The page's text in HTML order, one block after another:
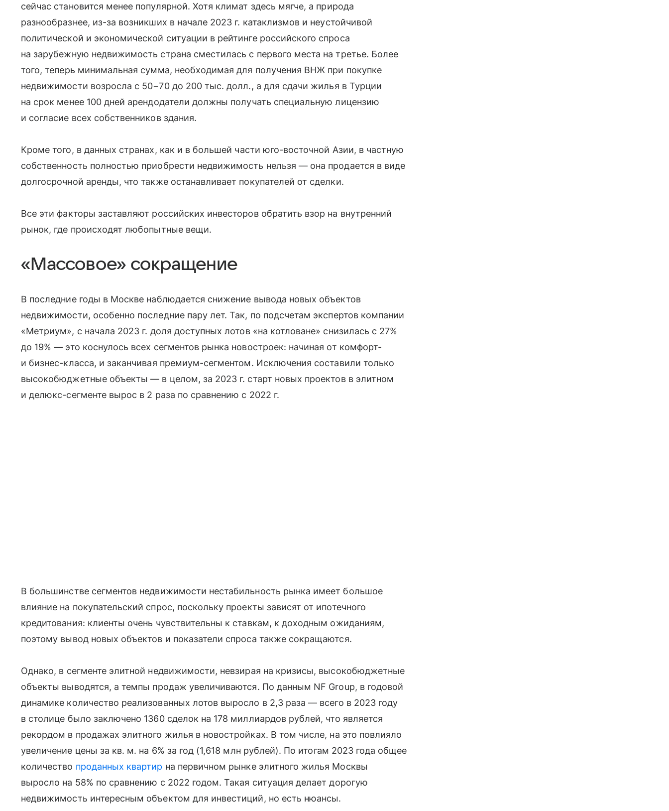
сейчас становится менее популярной. Хотя климат здесь мягче, а природа
разнообразнее, из-за возникших в начале 2023 г. катаклизмов и неустойчивой
политической и экономической ситуации в рейтинге российского спроса
на зарубежную недвижимость страна сместилась с первого места на третье. Более
того, теперь минимальная сумма, необходимая для получения ВНЖ при покупке
недвижимости возросла с 50−70 до 200 тыс. долл., а для сдачи жилья в Турции
на срок менее 100 дней арендодатели должны получать специальную лицензию
и согласие всех собственников здания.
Кроме того, в данных странах, как и в большей части юго-восточной Азии, в частную
собственность полностью приобрести недвижимость нельзя — она продается в виде
долгосрочной аренды, что также останавливает покупателей от сделки.
Все эти факторы заставляют российских инвесторов обратить взор на внутренний
рынок, где происходят любопытные вещи.
«Массовое» сокращение
В последние годы в Москве наблюдается снижение вывода новых объектов
недвижимости, особенно последние пару лет. Так, по подсчетам экспертов компании
«Метриум», с начала 2023 г. доля доступных лотов «на котловане» снизилась с 27%
до 19% — это коснулось всех сегментов рынка новостроек: начиная от комфорт-
и бизнес-класса, и заканчивая премиум-сегментом. Исключения составили только
высокобюджетные объекты — в целом, за 2023 г. старт новых проектов в элитном
и делюкс-сегменте вырос в 2 раза по сравнению с 2022 г.
В большинстве сегментов недвижимости нестабильность рынка имеет большое
влияние на покупательский спрос, поскольку проекты зависят от ипотечного
кредитования: клиенты очень чувствительны к ставкам, к доходным ожиданиям,
поэтому вывод новых объектов и показатели спроса также сокращаются.
Однако, в сегменте элитной недвижимости, невзирая на кризисы, высокобюджетные
объекты выводятся, а темпы продаж увеличиваются. По данным NF Group, в годовой
динамике количество реализованных лотов выросло в 2,3 раза — всего в 2023 году
в столице было заключено 1360 сделок на 178 миллиардов рублей, что является
рекордом в продажах элитного жилья в новостройках. В том числе, на это повлияло
увеличение цены за кв. м. на 6% за год (1,618 млн рублей). По итогам 2023 года общее
количество проданных квартир на первичном рынке элитного жилья Москвы
выросло на 58% по сравнению с 2022 годом. Такая ситуация делает дорогую
недвижимость интересным объектом для инвестиций, но есть нюансы.